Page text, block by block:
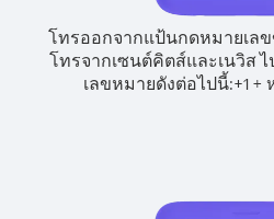
โทรออกจากแป้นกดหมายเลข
โทรจากเซนต์คิตส์และเนวิส ไ
เลขหมายดังต่อไปนี้:+1 +